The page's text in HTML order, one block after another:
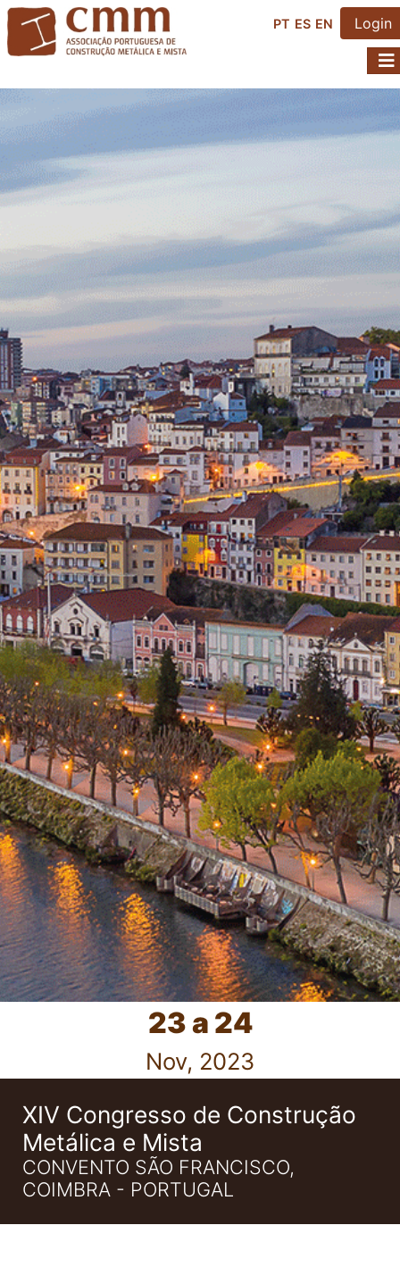
PT ES EN Login
23 a 24
Nov, 2023
XIV Congresso de Construção
Metálica e Mista
CONVENTO SÃO FRANCISCO,
COIMBRA - PORTUGAL